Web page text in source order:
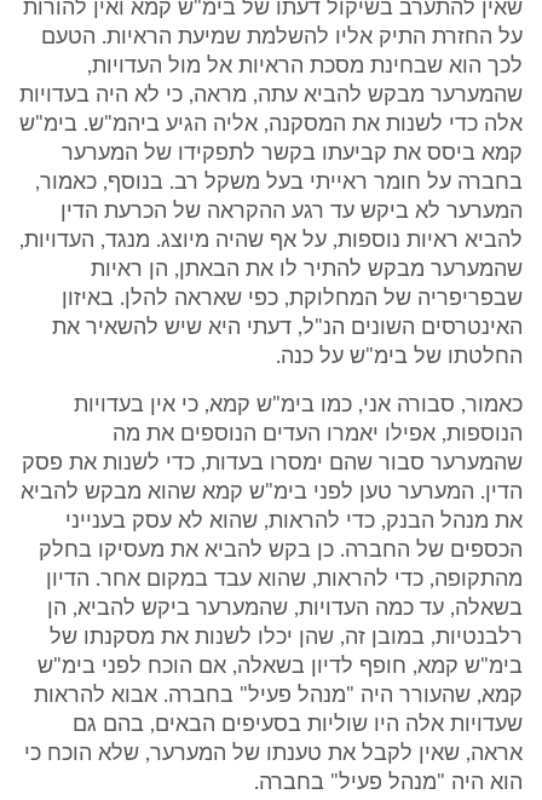
שאין להתערב בשיקול דעתו של בימ"ש קמא ואין להורות
על החזרת התיק אליו להשלמת שמיעת הראיות. הטעם
לכך הוא שבחינת מסכת הראיות אל מול העדויות,
שהמערער מבקש להביא עתה, מראה, כי לא היה בעדויות
אלה כדי לשנות את המסקנה, אליה הגיע ביהמ"ש. בימ"ש
קמא ביסס את קביעתו בקשר לתפקידו של המערער
בחברה על חומר ראייתי בעל משקל רב. בנוסף, כאמור,
המערער לא ביקש עד רגע ההקראה של הכרעת הדין
להביא ראיות נוספות, על אף שהיה מיוצג. מנגד, העדויות,
שהמערער מבקש להתיר לו את הבאתן, הן ראיות
שבפריפריה של המחלוקת, כפי שאראה להלן. באיזון
האינטרסים השונים הנ"ל, דעתי היא שיש להשאיר את
החלטתו של בימ"ש על כנה.
כאמור, סבורה אני, כמו בימ"ש קמא, כי אין בעדויות
הנוספות, אפילו יאמרו העדים הנוספים את מה
שהמערער סבור שהם ימסרו בעדות, כדי לשנות את פסק
הדין. המערער טען לפני בימ"ש קמא שהוא מבקש להביא
את מנהל הבנק, כדי להראות, שהוא לא עסק בענייני
הכספים של החברה. כן בקש להביא את מעסיקו בחלק
מהתקופה, כדי להראות, שהוא עבד במקום אחר. הדיון
בשאלה, עד כמה העדויות, שהמערער ביקש להביא, הן
רלבנטיות, במובן זה, שהן יכלו לשנות את מסקנתו של
בימ"ש קמא, חופף לדיון בשאלה, אם הוכח לפני בימ"ש
קמא, שהעורר היה "מנהל פעיל" בחברה. אבוא להראות
שעדויות אלה היו שוליות בסעיפים הבאים, בהם גם
אראה, שאין לקבל את טענתו של המערער, שלא הוכח כי
הוא היה "מנהל פעיל" בחברה.